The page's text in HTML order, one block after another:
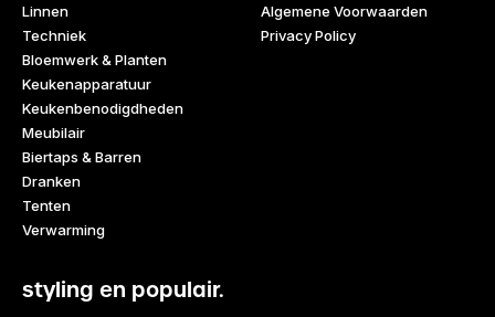
Linnen
Techniek
Bloemwerk & Planten
Keukenapparatuur
Keukenbenodigdheden
Meubilair
Biertaps & Barren
Dranken
Tenten
Verwarming
Algemene Voorwaarden
Privacy Policy
styling en populair.